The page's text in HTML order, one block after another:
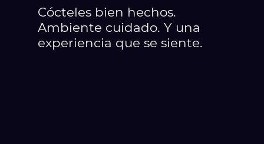
Cócteles bien hechos.
Ambiente cuidado. Y una
experiencia que se siente.